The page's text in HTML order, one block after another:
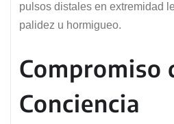
pulsos distales en extremidad
palidez u hormigueo.
Compromiso
Conciencia